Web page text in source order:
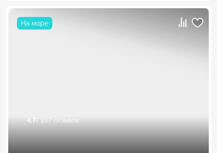
На море
4.7/ 107 отзывов